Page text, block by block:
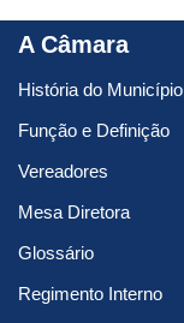
A Câmara
História do Município
Função e Definição
Vereadores
Mesa Diretora
Glossário
Regimento Interno